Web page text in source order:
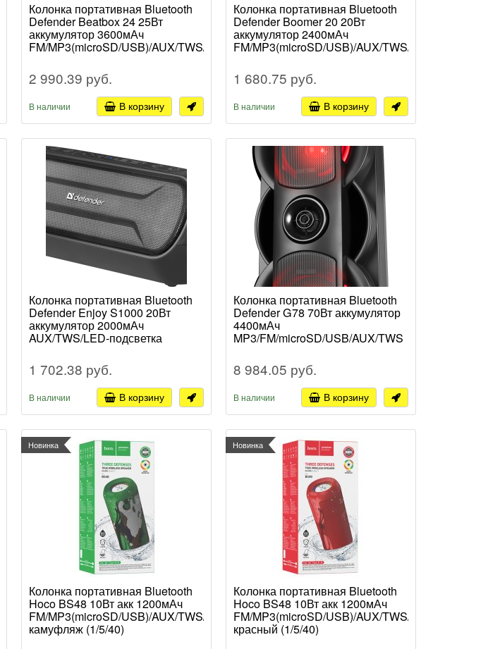
Колонка портативная Bluetooth
Defender Beatbox 24 25Вт
аккумулятор 3600мАч
FM/MP3(microSD/USB)/AUX/TWS/Hands
2 990.39 руб.
В наличии В корзину
Колонка портативная Bluetooth
Defender Boomer 20 20Вт
аккумулятор 2400мАч
FM/MP3(microSD/USB)/AUX/TWS/
6.5мм/LED-подсветка, чёрный
(1/6)
1 680.75 руб.
В наличии В корзину
Колонка портативная Bluetooth
Defender Enjoy S1000 20Вт
аккумулятор 2000мАч
AUX/TWS/LED-подсветка
1 702.38 руб.
В наличии В корзину
Колонка портативная Bluetooth
Defender G78 70Вт аккумулятор
4400мАч
MP3/FM/microSD/USB/AUX/TWS
8 984.05 руб.
В наличии В корзину
Новинка
Колонка портативная Bluetooth
Hoco BS48 10Вт акк 1200мАч
FM/MP3(microSD/USB)/AUX/TWS/LED/IPX5
камуфляж (1/5/40)
Новинка
Колонка портативная Bluetooth
Hoco BS48 10Вт акк 1200мАч
FM/MP3(microSD/USB)/AUX/TWS/LED/IPX5
красный (1/5/40)